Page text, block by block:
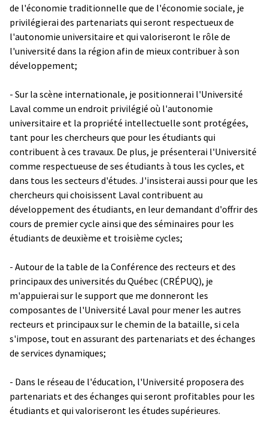
de l'économie traditionnelle que de l'économie sociale, je
privilégierai des partenariats qui seront respectueux de
l'autonomie universitaire et qui valoriseront le rôle de
l'université dans la région afin de mieux contribuer à son
développement;
- Sur la scène internationale, je positionnerai l'Université
Laval comme un endroit privilégié où l'autonomie
universitaire et la propriété intellectuelle sont protégées,
tant pour les chercheurs que pour les étudiants qui
contribuent à ces travaux. De plus, je présenterai l'Université
comme respectueuse de ses étudiants à tous les cycles, et
dans tous les secteurs d'études. J'insisterai aussi pour que les
chercheurs qui choisissent Laval contribuent au
développement des étudiants, en leur demandant d'offrir des
cours de premier cycle ainsi que des séminaires pour les
étudiants de deuxième et troisième cycles;
- Autour de la table de la Conférence des recteurs et des
principaux des universités du Québec (CRÉPUQ), je
m'appuierai sur le support que me donneront les
composantes de l'Université Laval pour mener les autres
recteurs et principaux sur le chemin de la bataille, si cela
s'impose, tout en assurant des partenariats et des échanges
de services dynamiques;
- Dans le réseau de l'éducation, l'Université proposera des
partenariats et des échanges qui seront profitables pour les
étudiants et qui valoriseront les études supérieures.